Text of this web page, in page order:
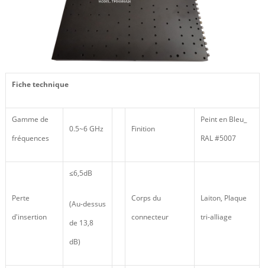
Fiche technique
Gamme de
fréquences
0.5~6 GHz Finition
Peint en Bleu_
RAL #5007
Perte
d'insertion
≤6,5dB
(Au-dessus
de 13,8
dB)
Corps du
connecteur
Laiton, Plaque
tri-alliage